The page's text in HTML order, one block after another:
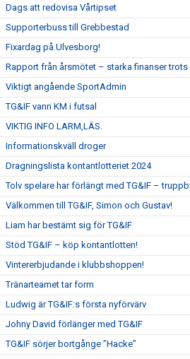
Dags att redovisa Vårtipset
Supporterbuss till Grebbestad
Fixardag på Ulvesborg!
Rapport från årsmötet – starka finanser
Viktigt angående SportAdmin
TG&IF vann KM i futsal
VIKTIG INFO LARM,LÄS.
Informationskväll droger
Dragningslista kontantlotteriet 2024
Tolv spelare har förlängt med TG&IF –
Välkommen till TG&IF, Simon och Gustav!
Liam har bestämt sig för TG&IF
Stöd TG&IF – köp kontantlotten!
Vintererbjudande i klubbshoppen!
Tränarteamet tar form
Ludwig är TG&IF:s första nyförvärv
Johny David förlänger med TG&IF
TG&IF sörjer bortgånge ”Hacke”